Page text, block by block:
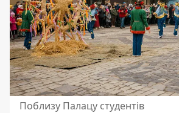
Поблизу Палацу студентів